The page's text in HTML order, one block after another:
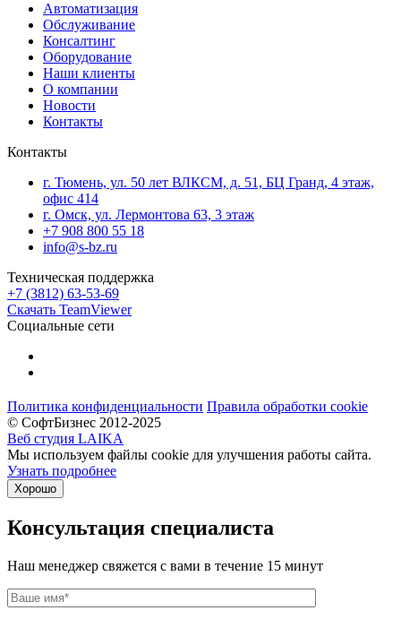
Автоматизация
Обслуживание
Консалтинг
Оборудование
Наши клиенты
О компании
Новости
Контакты
Контакты
г. Тюмень, ул. 50 лет ВЛКСМ, д. 51, БЦ Гранд, 4 этаж,
офис 414
г. Омск, ул. Лермонтова 63, 3 этаж
+7 908 800 55 18
info@s-bz.ru
Техническая поддержка
+7 (3812) 63-53-69
Скачать TeamViewer
Социальные сети
Политика конфиденциальности Правила обработки cookie
© СофтБизнес 2012-2025
Веб студия LAIKA
Мы используем файлы cookie для улучшения работы сайта.
Узнать подробнее
Хорошо
Консультация специалиста
Наш менеджер свяжется с вами в течение 15 минут